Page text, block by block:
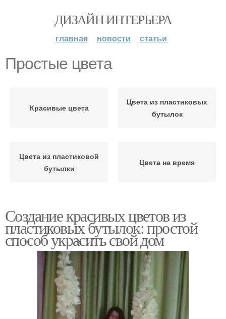
ДИЗАЙН ИНТЕРЬЕРА
главная новости статьи
Простые цвета
Красивые цвета
Цвета из пластиковых
бутылок
Цвета из пластиковой
бутылки
Цвета на время
Создание красивых цветов из
пластиковых бутылок: простой
способ украсить свой дом